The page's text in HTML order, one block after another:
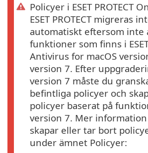
Policyer i ESET PROTECT
ESET PROTECT migreras
automatiskt eftersom inte
funktioner som finns i
Antivirus for macOS
version 7. Efter
version 7 måste du
befintliga policyer och
policyer baserat på
version 7. Mer
skapar eller tar bort
under ämnet Policyer: